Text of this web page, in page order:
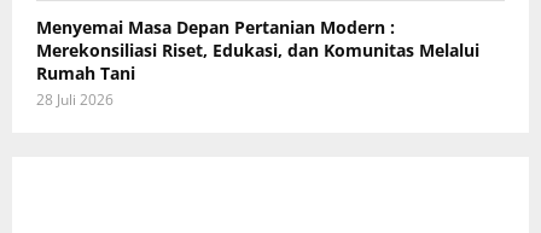
Menyemai Masa Depan Pertanian Modern :
Merekonsiliasi Riset, Edukasi, dan Komunitas Melalui
Rumah Tani
28 Juli 2026